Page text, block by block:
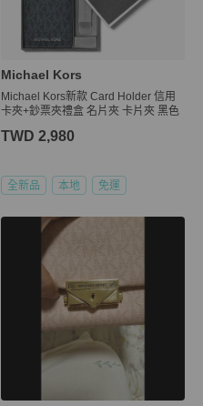
Michael Kors
Michael Kors新款 Card Holder 信用
卡夾+鈔票夾禮盒 名片夾 卡片夾 黑色
TWD 2,980
全新品 本地 免運